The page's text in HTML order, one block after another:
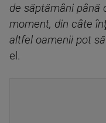
de săptămâni până
moment, din câte
altfel oamenii pot
el.